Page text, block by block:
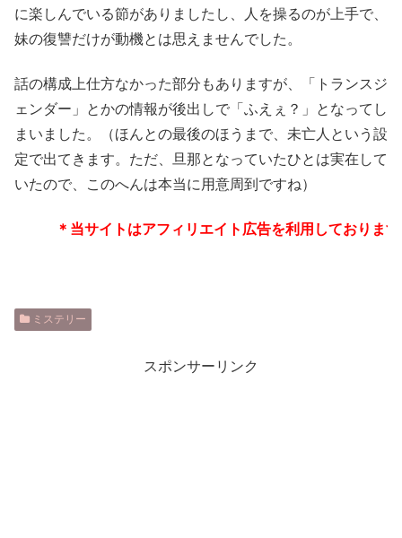
に楽しんでいる節がありましたし、人を操るのが上手で、
妹の復讐だけが動機とは思えませんでした。
話の構成上仕方なかった部分もありますが、「トランスジ
ェンダー」とかの情報が後出しで「ふえぇ？」となってし
まいました。（ほんとの最後のほうまで、未亡人という設
定で出てきます。ただ、旦那となっていたひとは実在して
いたので、このへんは本当に用意周到ですね）
＊当サイトはアフィリエイト広告を利用しております
ミステリー
スポンサーリンク